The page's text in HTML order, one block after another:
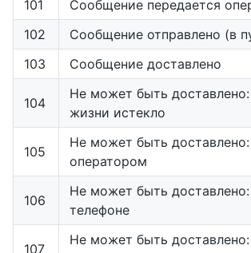
101
Сообщение передается
102
Сообщение отправлено (в
103
Сообщение доставлено
104
Не может быть
жизни истекло
105
Не может быть доставлено:
оператором
106
Не может быть
телефоне
107
Не может быть доставлено: